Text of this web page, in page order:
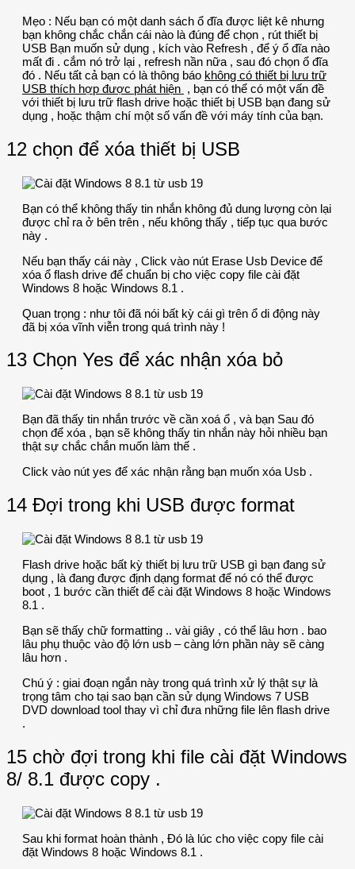
Mẹo : Nếu bạn có một danh sách ổ đĩa được liệt kê nhưng
bạn không chắc chắn cái nào là đúng để chọn , rút thiết bị
USB Bạn muốn sử dụng , kích vào Refresh , để ý ổ đĩa nào
mất đi . cắm nó trở lại , refresh nần nữa , sau đó chọn ổ đĩa
đó . Nếu tất cả bạn có là thông báo không có thiết bị lưu trữ
USB thích hợp được phát hiện , bạn có thể có một vấn đề
với thiết bị lưu trữ flash drive hoặc thiết bị USB bạn đang sử
dụng , hoặc thậm chí một số vấn đề với máy tính của bạn.
12 chọn để xóa thiết bị USB
Bạn có thể không thấy tin nhắn không đủ dung lượng còn lại
được chỉ ra ở bên trên , nếu không thấy , tiếp tục qua bước
này .
Nếu bạn thấy cái này , Click vào nút Erase Usb Device để
xóa ổ flash drive để chuẩn bị cho việc copy file cài đặt
Windows 8 hoặc Windows 8.1 .
Quan trọng : như tôi đã nói bất kỳ cái gì trên ổ di động này
đã bị xóa vĩnh viễn trong quá trình này !
13 Chọn Yes để xác nhận xóa bỏ
Bạn đã thấy tin nhắn trước về cần xoá ổ , và bạn Sau đó
chọn để xóa , bạn sẽ không thấy tin nhắn này hỏi nhiều bạn
thật sự chắc chắn muốn làm thế .
Click vào nút yes để xác nhận rằng bạn muốn xóa Usb .
14 Đợi trong khi USB được format
Flash drive hoặc bất kỳ thiết bị lưu trữ USB gì bạn đang sử
dụng , là đang được định dạng format để nó có thể được
boot , 1 bước cần thiết để cài đặt Windows 8 hoặc Windows
8.1 .
Bạn sẽ thấy chữ formatting .. vài giây , có thể lâu hơn . bao
lâu phụ thuộc vào độ lớn usb – càng lớn phần này sẽ càng
lâu hơn .
Chú ý : giai đoạn ngắn này trong quá trình xử lý thật sự là
trọng tâm cho tại sao bạn cần sử dụng Windows 7 USB
DVD download tool thay vì chỉ đưa những file lên flash drive
.
15 chờ đợi trong khi file cài đặt Windows
8/ 8.1 được copy .
Sau khi format hoàn thành , Đó là lúc cho việc copy file cài
đặt Windows 8 hoặc Windows 8.1 .